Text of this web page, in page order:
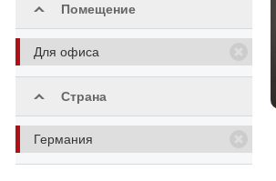
Помещение
Для офиса
Страна
Германия